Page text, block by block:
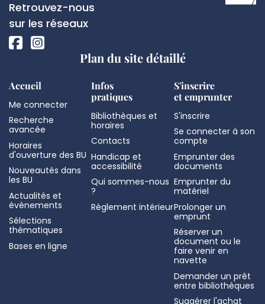
page
Réseaux
sociaux
Retrouvez-nous
sur les réseaux
Plan du site détaillé
Accueil
Me connecter
Recherche
avancée
Horaires
d'ouverture des BU
Nouveautés dans
les BU
Actualités et
évènements
Sélections
thématiques
Bases en ligne
Infos
pratiques
Bibliothèques et
horaires
Contacts
Handicap et
accessibilité
Qui sommes-nous
?
Règlement intérieur
S'inscrire
et emprunter
S'inscrire
Se connecter à son
compte
Emprunter des
documents
Emprunter du
matériel
Prolonger un
emprunt
Réserver un
document ou le
faire venir en
navette
Demander un prêt
entre bibliothèques
Suggérer l'achat